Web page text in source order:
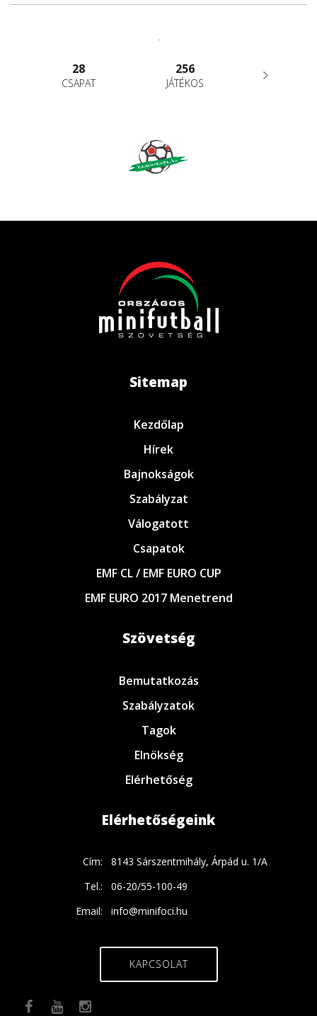
.
28
CSAPAT
256
JÁTÉKOS
Sitemap
Kezdőlap
Hírek
Bajnokságok
Szabályzat
Válogatott
Csapatok
EMF CL / EMF EURO CUP
EMF EURO 2017 Menetrend
Szövetség
Bemutatkozás
Szabályzatok
Tagok
Elnökség
Elérhetőség
Elérhetőségeink
Cím:
8143 Sárszentmihály, Árpád u. 1/A
Tel.:
06-20/55-100-49
Email:
info@minifoci.hu
KAPCSOLAT